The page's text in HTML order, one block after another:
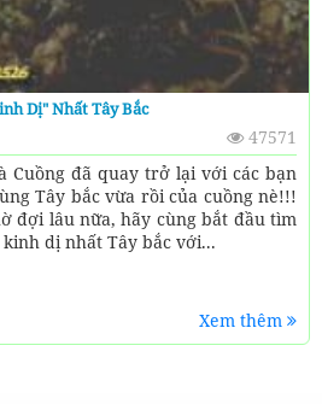
Dị" Nhất Tây Bắc
47571
Cuồng đã quay trở lại với các bạn
Tây bắc vừa rồi của cuồng nè!!!
đợi lâu nữa, hãy cùng bắt đầu tìm
dị nhất Tây bắc với...
Xem thêm